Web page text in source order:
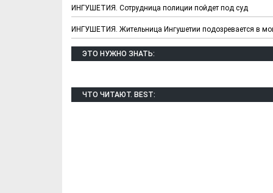
ИНГУШЕТИЯ. Сотрудница полиции пойдет под суд
ИНГУШЕТИЯ. Жительница Ингушетии подозревается в
ЭТО НУЖНО ЗНАТЬ:
ЧТО ЧИТАЮТ. BEST: